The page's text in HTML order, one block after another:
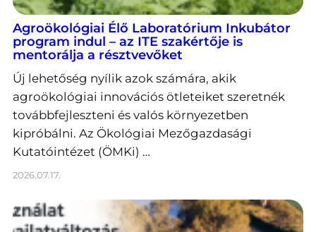
Agroökológiai Élő Laboratórium Inkubátor
program indul – az ITE szakértője is
mentorálja a résztvevőket
Új lehetőség nyílik azok számára, akik
agroökológiai innovációs ötleteiket szeretnék
továbbfejleszteni és valós környezetben
kipróbálni. Az Ökológiai Mezőgazdasági
Kutatóintézet (ÖMKi) …
2026.07.17.